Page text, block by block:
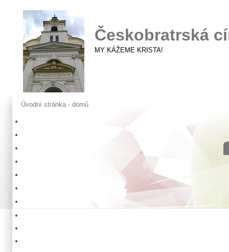
Českobratrská
MY KÁŽEME KRISTA!
Úvodní stránka - domů